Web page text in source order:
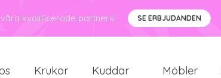
kvalificerade partners! SE ERBJUDANDEN
Krukor
Kuddar
Möbler